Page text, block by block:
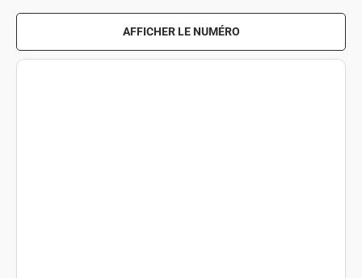
AFFICHER LE NUMÉRO